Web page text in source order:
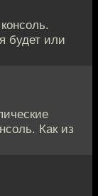
будет или
Как из